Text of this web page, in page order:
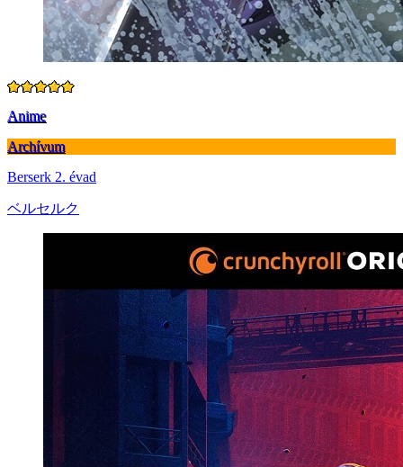
Anime
Archívum
Berserk 2. évad
ベルセルク